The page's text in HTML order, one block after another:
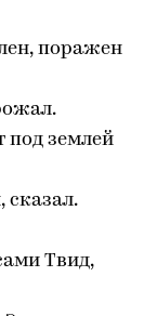
поражен
под землей
Твид,